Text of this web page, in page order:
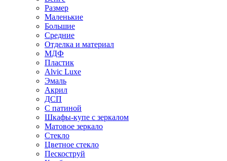
Размер
Маленькие
Большие
Средние
Отделка и материал
МДФ
Пластик
Alvic Luxe
Эмаль
Акрил
ДСП
С патиной
Шкафы-купе с зеркалом
Матовое зеркало
Стекло
Цветное стекло
Пескоструй